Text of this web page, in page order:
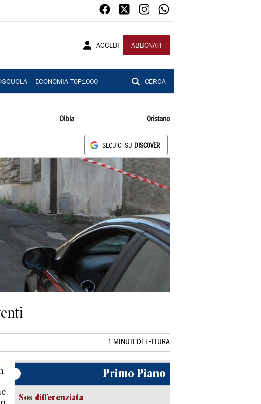
ACCEDI ABBONATI
ECONOMIA TOP1000 CERCA
Olbia Oristano
SEGUICI SU DISCOVER
1 MINUTI DI LETTURA
Primo Piano
Sos differenziata